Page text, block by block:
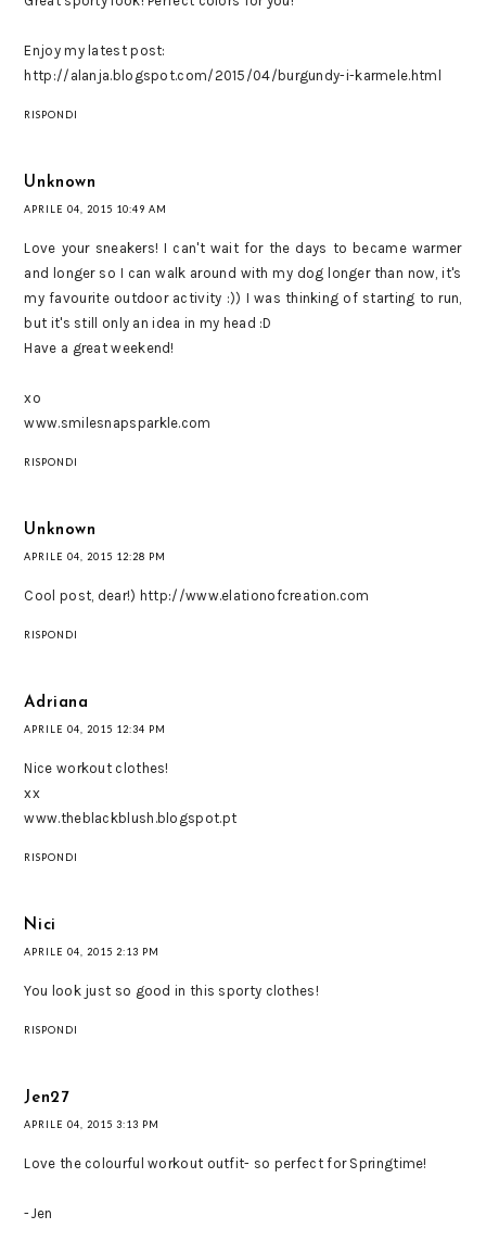
Enjoy my latest post:
http://alanja.blogspot.com/2015/04/burgundy-i-karmele.html
RISPONDI
Unknown
APRILE 04, 2015 10:49 AM
Love your sneakers! I can't wait for the days to became warmer
and longer so I can walk around with my dog longer than now, it's
my favourite outdoor activity :)) I was thinking of starting to run,
but it's still only an idea in my head :D
Have a great weekend!
xo
www.smilesnapsparkle.com
RISPONDI
Unknown
APRILE 04, 2015 12:28 PM
Cool post, dear!) http://www.elationofcreation.com
RISPONDI
Adriana
APRILE 04, 2015 12:34 PM
Nice workout clothes!
xx
www.theblackblush.blogspot.pt
RISPONDI
Nici
APRILE 04, 2015 2:13 PM
You look just so good in this sporty clothes!
RISPONDI
Jen27
APRILE 04, 2015 3:13 PM
Love the colourful workout outfit- so perfect for Springtime!
-Jen